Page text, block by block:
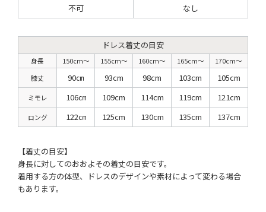
不可 なし
ドレス着丈の目安
身長 150cm〜 155cm〜 160cm〜 165cm〜
170cm〜
膝丈
90㎝ 93cm 98cm 103cm 105cm
ミモレ 106㎝ 109cm 114cm 119cm 121cm
ロング 122㎝ 125cm 130cm 135cm 137cm
【着丈の目安】
身長に対してのおおよその着丈の目安です。
着用する方の体型、ドレスのデザインや素材によって変わる場合
もあります。